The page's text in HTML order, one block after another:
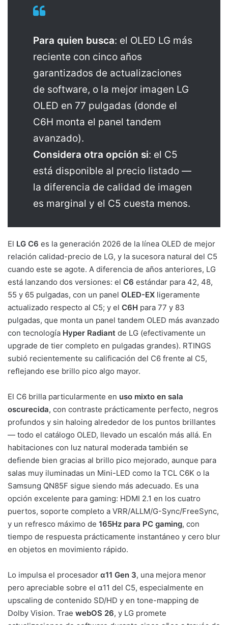
Para quien busca: el OLED LG más
reciente con cinco años
garantizados de actualizaciones
de software, o la mejor imagen LG
OLED en 77 pulgadas (donde el
C6H monta el panel tandem
avanzado).
Considera otra opción si: el C5
está disponible al precio listado —
la diferencia de calidad de imagen
es marginal y el C5 cuesta menos.
El LG C6 es la generación 2026 de la línea OLED de mejor
relación calidad-precio de LG, y la sucesora natural del C5
cuando este se agote. A diferencia de años anteriores, LG
está lanzando dos versiones: el C6 estándar para 42, 48,
55 y 65 pulgadas, con un panel OLED-EX ligeramente
actualizado respecto al C5; y el C6H para 77 y 83
pulgadas, que monta un panel tandem OLED más avanzado
con tecnología Hyper Radiant de LG (efectivamente un
upgrade de tier completo en pulgadas grandes). RTINGS
subió recientemente su calificación del C6 frente al C5,
reflejando ese brillo pico algo mayor.
El C6 brilla particularmente en uso mixto en sala
oscurecida, con contraste prácticamente perfecto, negros
profundos y sin haloing alrededor de los puntos brillantes
— todo el catálogo OLED, llevado un escalón más allá. En
habitaciones con luz natural moderada también se
defiende bien gracias al brillo pico mejorado, aunque para
salas muy iluminadas un Mini-LED como la TCL C6K o la
Samsung QN85F sigue siendo más adecuado. Es una
opción excelente para gaming: HDMI 2.1 en los cuatro
puertos, soporte completo a VRR/ALLM/G-Sync/FreeSync,
y un refresco máximo de 165Hz para PC gaming, con
tiempo de respuesta prácticamente instantáneo y cero blur
en objetos en movimiento rápido.
Lo impulsa el procesador α11 Gen 3, una mejora menor
pero apreciable sobre el α11 del C5, especialmente en
upscaling de contenido SD/HD y en tone-mapping de
Dolby Vision. Trae webOS 26, y LG promete